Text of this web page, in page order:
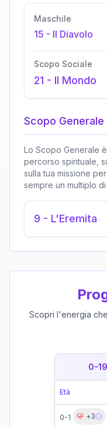
Maschile
15 - Il Diavolo
Scopo Sociale
21 - Il Mondo
Scopo Generale
Lo Scopo Generale
percorso spirituale,
sulla tua missione
sempre un multiplo di
9 - L'Eremita
Scopri l'energia
0-
Età
0-1 +3